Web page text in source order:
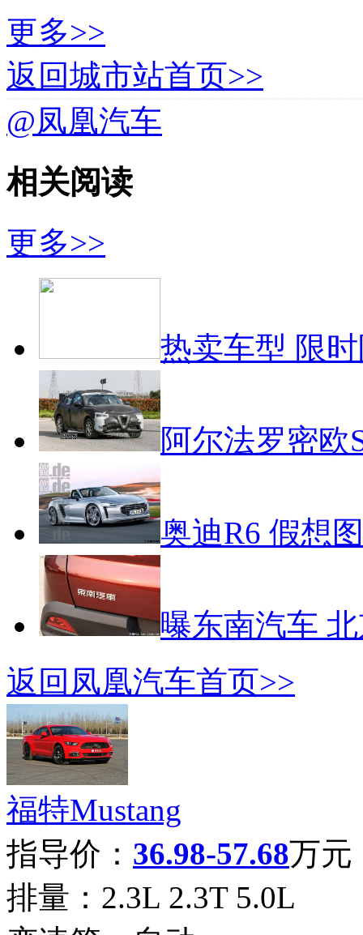
更多>>
返回城市站首页>>
@凤凰汽车
相关阅读
更多>>
热卖车型 限
阿尔法罗密欧
奥迪R6 假想
曝东南汽车
返回凤凰汽车首页>>
福特Mustang
指导价： 36.98-57.68万元
排量： 2.3L 2.3T 5.0L